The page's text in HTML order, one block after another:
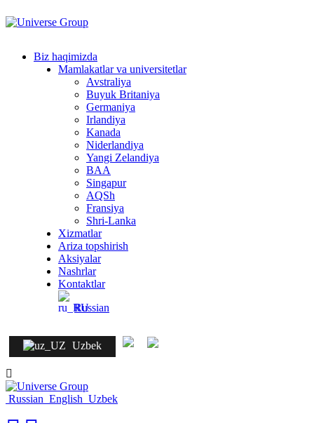
oʻtish
Biz haqimizda
Mamlakatlar va universitetlar
Avstraliya
Buyuk Britaniya
Germaniya
Irlandiya
Kanada
Niderlandiya
Yangi Zelandiya
BAA
Singapur
AQSh
Fransiya
Shri-Lanka
Xizmatlar
Ariza topshirish
Aksiyalar
Nashrlar
Kontaktlar
Russian
Uzbek
Russian English Uzbek